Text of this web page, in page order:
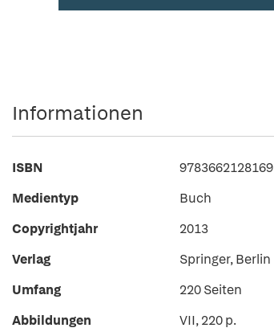
Informationen
ISBN
9783662128169
Medientyp
Buch
Copyrightjahr
2013
Verlag
Springer, Berlin
Umfang
220 Seiten
Abbildungen
VII, 220 p.